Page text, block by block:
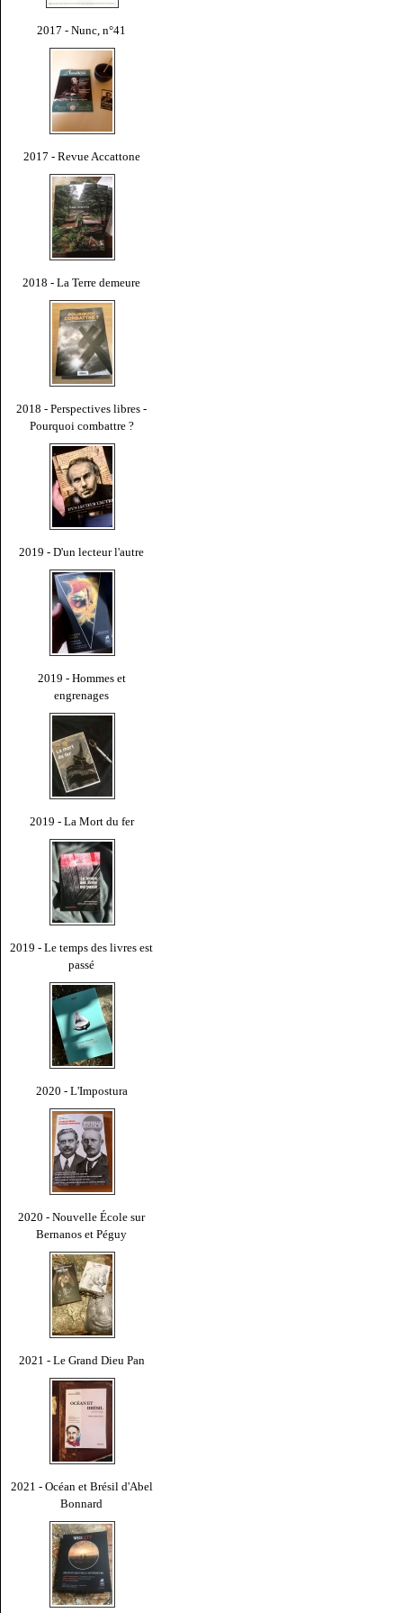
2017 - Nunc, n°41
2017 - Revue Accattone
2018 - La Terre demeure
2018 - Perspectives libres -
Pourquoi combattre ?
2019 - D'un lecteur l'autre
2019 - Hommes et
engrenages
2019 - La Mort du fer
2019 - Le temps des livres est
passé
2020 - L'Impostura
2020 - Nouvelle École sur
Bernanos et Péguy
2021 - Le Grand Dieu Pan
2021 - Océan et Brésil d'Abel
Bonnard